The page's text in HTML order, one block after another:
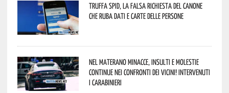
Truffa Spid, la falsa richiesta del canone
che ruba dati e carte delle persone
Nel materano minacce, insulti e molestie
continue nei confronti dei vicini! Intervenuti
i Carabinieri